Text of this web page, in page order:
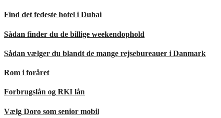
Find det fedeste hotel i Dubai
Sådan finder du de billige weekendophold
Sådan vælger du blandt de mange rejsebureauer i Danmark
Rom i foråret
Forbrugslån og RKI lån
Vælg Doro som senior mobil